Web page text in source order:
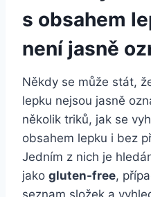
s obsahem
není jasně
Někdy se může stát,
lepku nejsou jasně
několik triků, jak se
obsahem lepku i bez
Jedním z nich je
jako gluten-free,
seznam složek a